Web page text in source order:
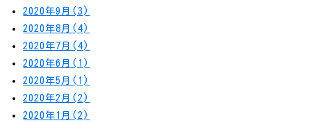
2020年9月(3)
2020年8月(4)
2020年7月(4)
2020年6月(1)
2020年5月(1)
2020年2月(2)
2020年1月(2)